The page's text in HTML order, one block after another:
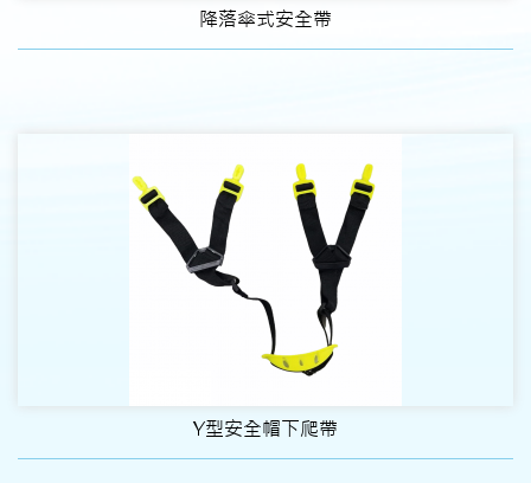
降落傘式安全帶
Y型安全帽下爬帶